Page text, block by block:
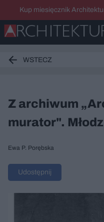
Kup miesięcznik
WSTECZ
Z archiwum
murator".
Ewa P. Porębska
Udostępnij